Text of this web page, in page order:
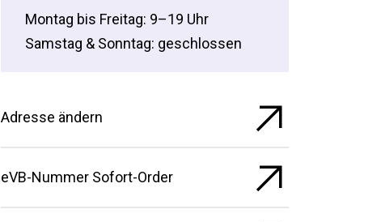
Montag bis Freitag: 9–19 Uhr
Samstag & Sonntag: geschlossen
Adresse ändern
eVB-Nummer Sofort-Order